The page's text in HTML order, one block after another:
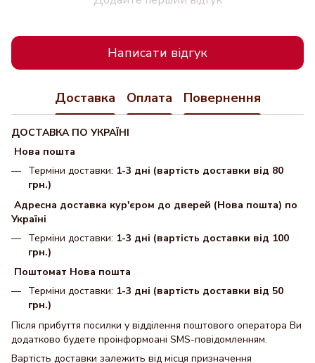
Написати відгук
Доставка Оплата Повернення
ДОСТАВКА ПО УКРАЇНІ
Нова пошта
Терміни доставки: 1-3 дні (вартість доставки від 80
грн.)
Адресна доставка кур'єром до дверей (Нова пошта) по
Україні
Терміни доставки: 1-3 дні (вартість доставки від 100
грн.)
Поштомат Нова пошта
Терміни доставки: 1-3 дні (вартість доставки від 50
грн.)
Після прибуття посилки у відділення поштового оператора Ви
додатково будете проінформоані SMS-повідомленням.
Вартість доставки залежить від місця призначення